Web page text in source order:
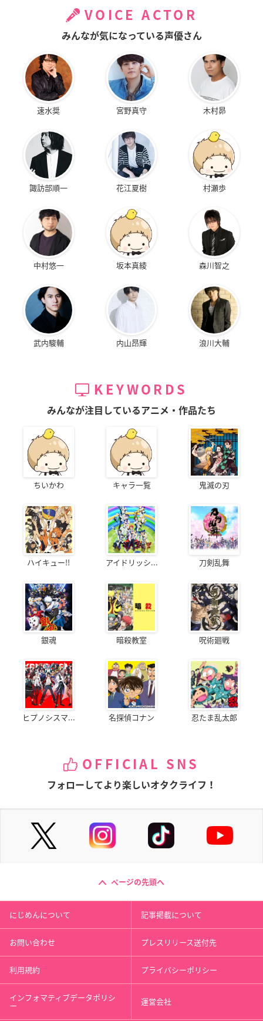
VOICE ACTOR
みんなが気になっている声優さん
速水奨 宮野真守 木村昴
諏訪部順一 花江夏樹 村瀬歩
中村悠一 坂本真綾 森川智之
武内駿輔 内山昂輝 浪川大輔
KEYWORDS
みんなが注目しているアニメ・作品たち
ちいかわ キャラ一覧 鬼滅の刃
ハイキュー!! アイドリッシ... 刀剣乱舞
銀魂 暗殺教室 呪術廻戦
ヒプノシスマ... 名探偵コナン 忍たま乱太郎
OFFICIAL SNS
フォローしてより楽しいオタクライフ！
ページの先頭へ
にじめんについて 記事掲載について
お問い合わせ プレスリリース送付先
利用規約 プライバシーポリシー
インフォマティブデータポリシ
ー 運営会社